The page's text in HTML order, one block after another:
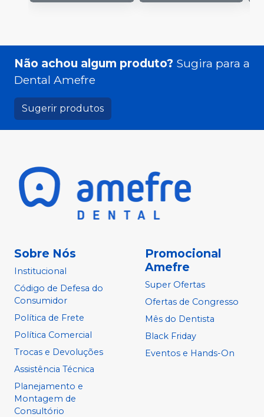
Não achou algum produto? Sugira para a
Dental Amefre
Sugerir produtos
Sobre Nós
Institucional
Código de Defesa do
Consumidor
Política de Frete
Política Comercial
Trocas e Devoluções
Assistência Técnica
Planejamento e
Montagem de
Consultório
Promocional
Amefre
Super Ofertas
Ofertas de Congresso
Mês do Dentista
Black Friday
Eventos e Hands-On